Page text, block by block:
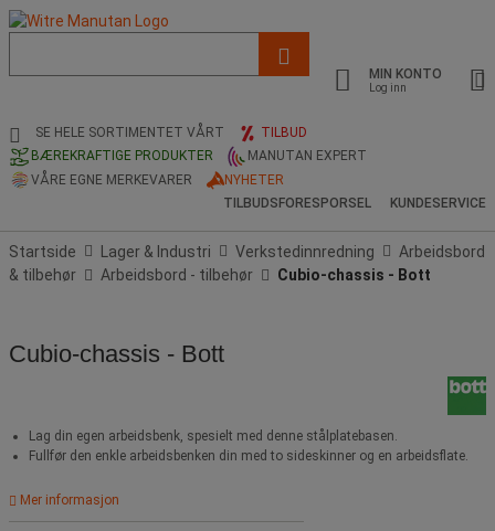
og
søkehistorikk
MIN KONTO
Log inn
SE HELE SORTIMENTET VÅRT
TILBUD
BÆREKRAFTIGE PRODUKTER
MANUTAN EXPERT
VÅRE EGNE MERKEVARER
NYHETER
TILBUDSFORESPORSEL
KUNDESERVICE
Startside Lager & Industri Verkstedinnredning
Arbeidsbord
& tilbehør
Arbeidsbord - tilbehør Cubio-chassis - Bott
Cubio-chassis - Bott
Lag din egen arbeidsbenk, spesielt med denne stålplatebasen.
Fullfør den enkle arbeidsbenken din med to sideskinner og en arbeidsflate.
Mer informasjon